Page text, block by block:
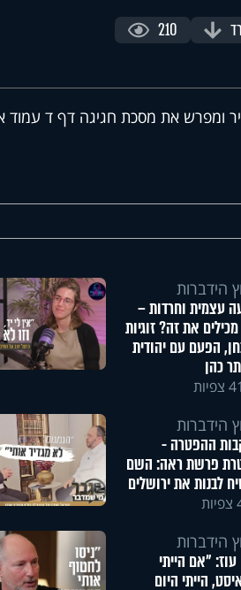
210
ומפרש את מסכת חגיגה דף ד עמוד
הידברות
עצמית וחרדות –
את זה? זוגיות
הפעם עם יהודית
כהן
הידברות
ההפטרה -
פרשת ראה: השם
לבנות את ירושלים
הידברות
"אם הייתי
הייתי היום